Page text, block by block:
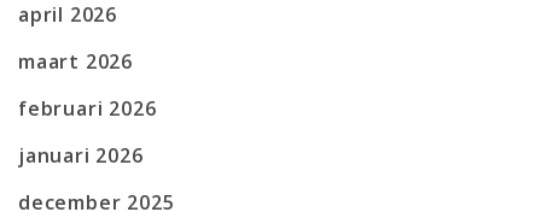
april 2026
maart 2026
februari 2026
januari 2026
december 2025